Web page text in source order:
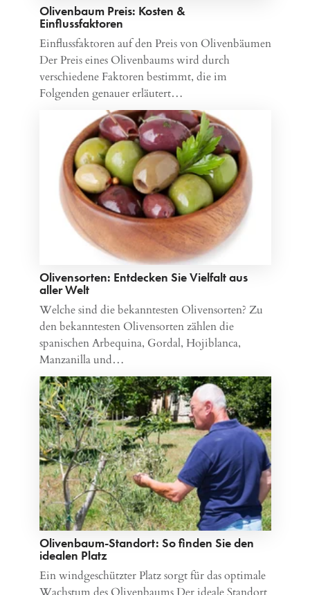
Olivenbaum Preis: Kosten &
Einflussfaktoren
Einflussfaktoren auf den Preis von Olivenbäumen
Der Preis eines Olivenbaums wird durch
verschiedene Faktoren bestimmt, die im
Folgenden genauer erläutert…
Olivensorten: Entdecken Sie Vielfalt aus
aller Welt
Welche sind die bekanntesten Olivensorten? Zu
den bekanntesten Olivensorten zählen die
spanischen Arbequina, Gordal, Hojiblanca,
Manzanilla und…
Olivenbaum-Standort: So finden Sie den
idealen Platz
Ein windgeschützter Platz sorgt für das optimale